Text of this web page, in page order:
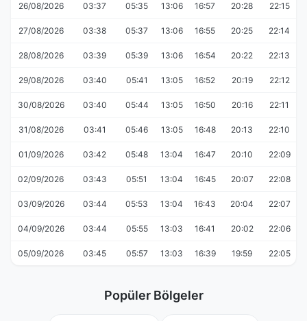
26/08/2026 03:37 05:35 13:06 16:57 20:28 22:15
27/08/2026 03:38 05:37 13:06 16:55 20:25 22:14
28/08/2026 03:39 05:39 13:06 16:54 20:22 22:13
29/08/2026 03:40 05:41 13:05 16:52 20:19 22:12
30/08/2026 03:40 05:44 13:05 16:50 20:16 22:11
31/08/2026 03:41 05:46 13:05 16:48 20:13 22:10
01/09/2026 03:42 05:48 13:04 16:47 20:10 22:09
02/09/2026 03:43 05:51 13:04 16:45 20:07 22:08
03/09/2026 03:44 05:53 13:04 16:43 20:04 22:07
04/09/2026 03:44 05:55 13:03 16:41 20:02 22:06
05/09/2026 03:45 05:57 13:03 16:39 19:59 22:05
Popüler Bölgeler